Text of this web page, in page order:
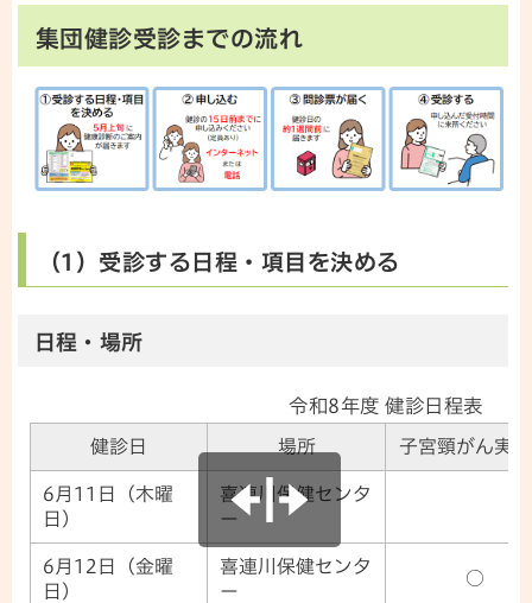
集団健診受診までの流れ
（1）受診する日程・項目を決める
日程・場所
令和8年度 健診日程表
健診日 場所 子宮頸がん実
6月11日（木曜
日）
喜連川保健センタ
ー
6月12日（金曜
日）
喜連川保健センタ
ー
○